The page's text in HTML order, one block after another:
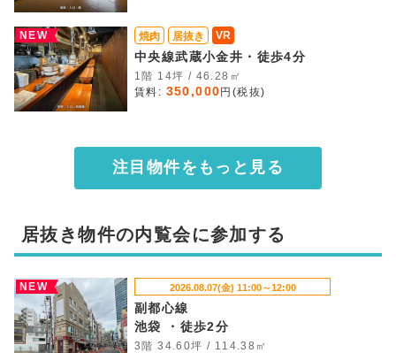
NEW 焼肉 居抜き VR
中央線武蔵小金井・徒歩4分
1階 14坪 / 46.28㎡
賃料: 350,000円(税抜)
注目物件をもっと見る
居抜き物件の内覧会に参加する
NEW 2026.08.07(金) 11:00～12:00
副都心線
池袋 ・徒歩2分
3階 34.60坪 / 114.38㎡